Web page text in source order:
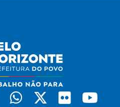
TiktokWhatsapp
X Flickr